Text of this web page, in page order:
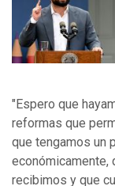
"Espero que
reformas que
que tengamos un
económicamente,
recibimos y que